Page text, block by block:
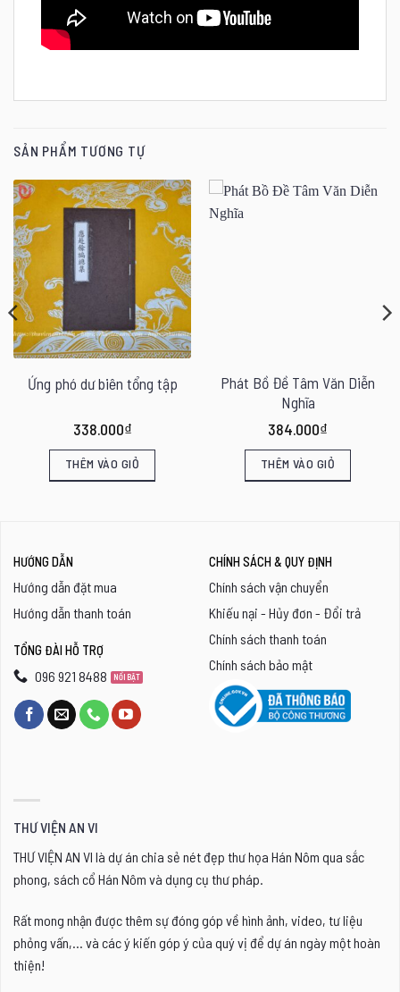
SẢN PHẨM TƯƠNG TỰ
Ứng phó dư biên tổng tập
338.000₫
THÊM VÀO GIỎ
Phát Bồ Đề Tâm Văn Diễn
Nghĩa
384.000₫
THÊM VÀO GIỎ
HƯỚNG DẪN
Hướng dẫn đặt mua
Hướng dẫn thanh toán
TỔNG ĐÀI HỖ TRỢ
096 921 8488
CHÍNH SÁCH & QUY ĐỊNH
Chính sách vận chuyển
Khiếu nại - Hủy đơn - Đổi trả
Chính sách thanh toán
Chính sách bảo mật
THƯ VIỆN AN VI
THƯ VIỆN AN VI là dự án chia sẻ nét đẹp thư họa Hán Nôm qua sắc
phong, sách cổ Hán Nôm và dụng cụ thư pháp.
Rất mong nhận được thêm sự đóng góp về hình ảnh, video, tư liệu
phỏng vấn,... và các ý kiến góp ý của quý vị để dự án ngày một hoàn
thiện!